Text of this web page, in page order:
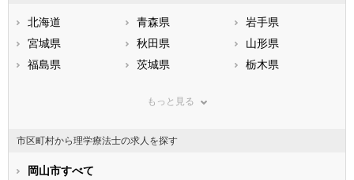
北海道 青森県
岩手県
宮城県
秋田県
山形県
福島県
茨城県
栃木県
神奈川県
石川県
福井県
静岡県
もっと見る
市区町村から理学療法士の求人を探す
岡山市すべて